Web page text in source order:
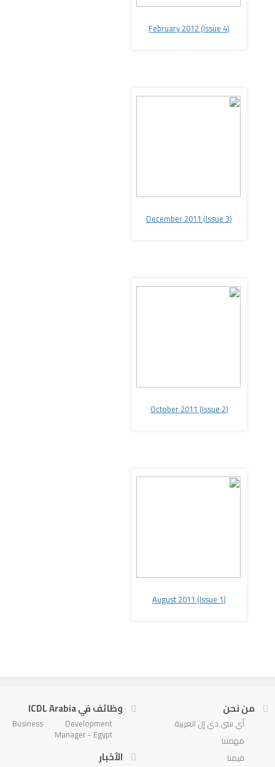
(
February 2012 (Issue 4
(December 2011
(Issue 3
(October 2011
(Issue 2
(
August 2011 (Issue 1
من نحن
أي سي دي إل العربية
مهمتنا
قيمنا
وظائف في ICDL Arabia
Business Development
Manager - Egypt
الأخبار